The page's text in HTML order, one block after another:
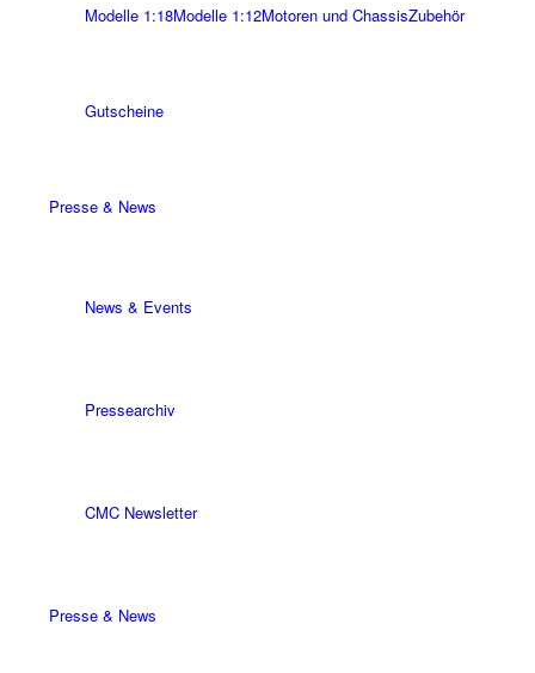
Modelle 1:18Modelle 1:12Motoren und ChassisZubehör
Gutscheine
Presse & News
News & Events
Pressearchiv
CMC Newsletter
Presse & News